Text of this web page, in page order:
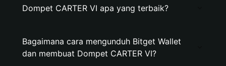
Dompet CARTER VI apa yang terbaik?
Bagaimana cara mengunduh Bitget Wallet
dan membuat Dompet CARTER VI?